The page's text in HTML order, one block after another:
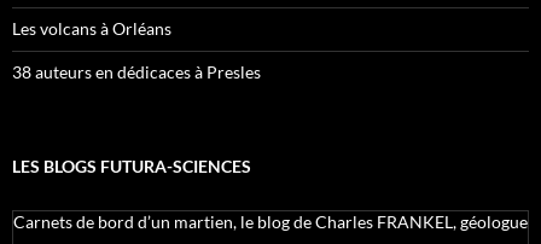
Les volcans à Orléans
38 auteurs en dédicaces à Presles
LES BLOGS FUTURA-SCIENCES
Carnets de bord d’un martien, le blog de Charles FRANKEL, géologue